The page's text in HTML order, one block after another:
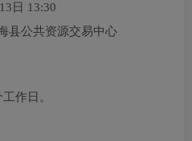
日 13:30
县公共资源交易中心
作日。